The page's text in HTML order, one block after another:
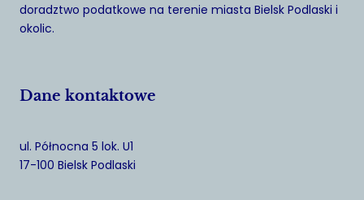
doradztwo podatkowe na terenie miasta Bielsk Podlaski i
okolic.
Dane kontaktowe
ul. Północna 5 lok. U1
17-100 Bielsk Podlaski